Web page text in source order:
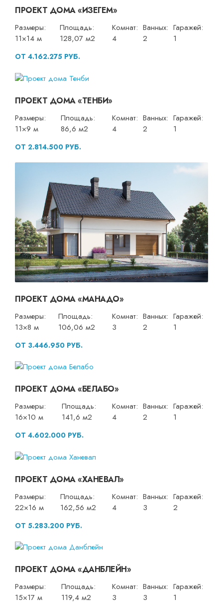
ПРОЕКТ ДОМА «ИЗЕГЕМ»
Размеры:
11×14 м
Площадь:
128,07 м2
Комнат:
4
Ванных:
2
Гаражей:
1
ОТ 4.162.275 РУБ.
ПРОЕКТ ДОМА «ТЕНБИ»
Размеры:
11×9 м
Площадь:
86,6 м2
Комнат:
4
Ванных:
2
Гаражей:
1
ОТ 2.814.500 РУБ.
ПРОЕКТ ДОМА «МАНАДО»
Размеры:
13×8 м
Площадь:
106,06 м2
Комнат:
3
Ванных:
2
Гаражей:
1
ОТ 3.446.950 РУБ.
ПРОЕКТ ДОМА «БЕЛАБО»
Размеры:
16×10 м
Площадь:
141,6 м2
Комнат:
4
Ванных:
2
Гаражей:
1
ОТ 4.602.000 РУБ.
ПРОЕКТ ДОМА «ХАНЕВАЛ»
Размеры:
22×16 м
Площадь:
162,56 м2
Комнат:
4
Ванных:
3
Гаражей:
2
ОТ 5.283.200 РУБ.
ПРОЕКТ ДОМА «ДАНБЛЕЙН»
Размеры:
15×17 м
Площадь:
119,4 м2
Комнат:
3
Ванных:
3
Гаражей:
1